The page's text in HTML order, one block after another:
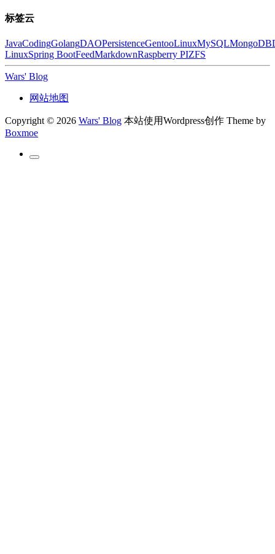
标签云
JavaCodingGolangDAOPersistenceGentooLinuxMySQLMongoDB
LinuxSpring BootFeedMarkdownRaspberry PIZFS
Wars' Blog
网站地图
Copyright © 2026 Wars' Blog 本站使用Wordpress创作 Theme by
Boxmoe